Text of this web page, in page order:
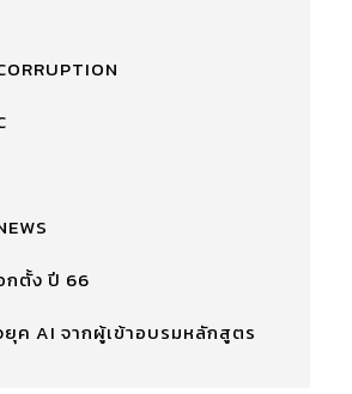
กตั้ง ปี 66
ยุค AI จากผู้เข้าอบรมหลักสูตร